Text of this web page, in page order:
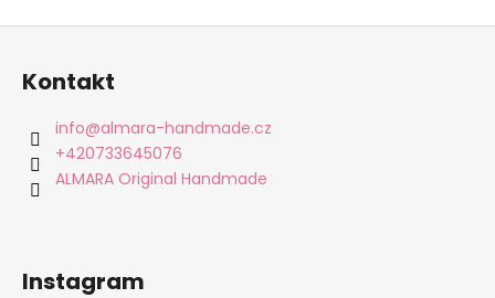
Z
Kontakt
info@almara-handmade.cz
+420733645076
ALMARA Original Handmade
Instagram